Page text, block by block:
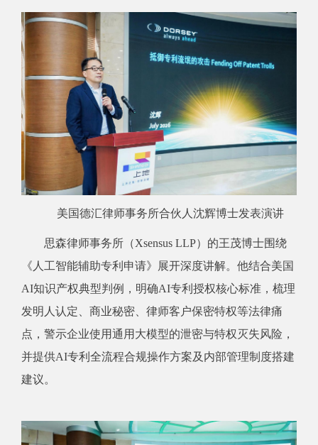
美国德汇律师事务所合伙人沈辉博士发表演讲
思森律师事务所（Xsensus LLP）的王茂博士围绕
《人工智能辅助专利申请》展开深度讲解。他结合美国
AI知识产权典型判例，明确AI专利授权核心标准，梳理
发明人认定、商业秘密、律师客户保密特权等法律痛
点，警示企业使用通用大模型的泄密与特权灭失风险，
并提供AI专利全流程合规操作方案及内部管理制度搭建
建议。